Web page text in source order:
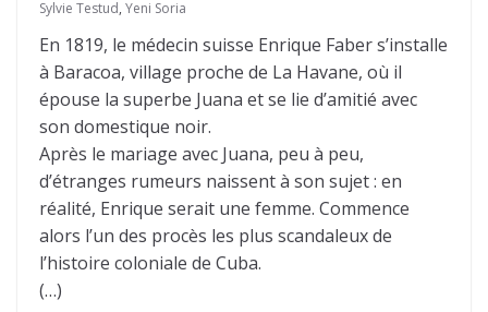
Sylvie Testud, Yeni Soria
En 1819, le médecin suisse Enrique Faber s’installe
à Baracoa, village proche de La Havane, où il
épouse la superbe Juana et se lie d’amitié avec
son domestique noir.
Après le mariage avec Juana, peu à peu,
d’étranges rumeurs naissent à son sujet : en
réalité, Enrique serait une femme. Commence
alors l’un des procès les plus scandaleux de
l’histoire coloniale de Cuba.
(…)